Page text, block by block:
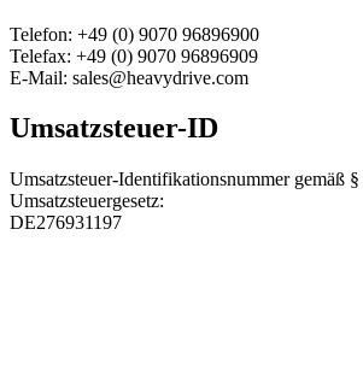
Telefon: +49 (0) 9070 96896900
Telefax: +49 (0) 9070 96896909
E-Mail: sales@heavydrive.com
Umsatzsteuer-ID
Umsatzsteuer-Identifikationsnummer gemäß §
Umsatzsteuergesetz:
DE276931197